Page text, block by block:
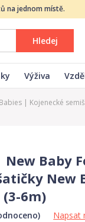
na jednom místě.
Hledej
Výživa
| Kojenecké
New Baby
New
(3-6m)
Napsat